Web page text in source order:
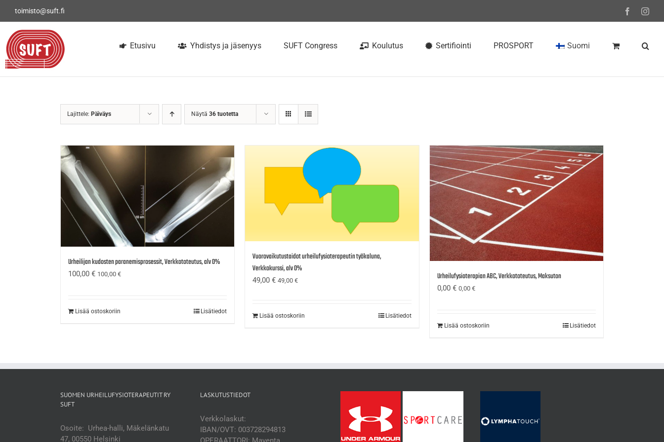
toimisto@suft.fi Facebook
Etusivu Yhdistys ja jäsenyys SUFT Congress Koulutus Sertifiointi PROSPORT Suomi
Lajittele: Päiväys Näytä 36 tuotetta
Urheilijan kudosten paranemisprosessit, Verkkototeutus, alv 0%
100,00 € 100,00 €
Lisää ostoskoriin Lisätiedot
Vuorovaikutustaidot urheilufysioterapeutin työkaluna,
Verkkokurssi, alv 0%
49,00€ 49,00€
Lisää ostoskoriin Lisätiedot
Urheilufysioterapian ABC, Verkkototeutus, Maksuton
0,00 € 0,00 €
Lisää ostoskoriin Lisätiedot
SUOMEN URHEILUFYSIOTERAPEUTIT RY
SUFT
Osoite: Urhea-halli, Mäkelänkatu
47, 00550 Helsinki
LASKUTUSTIEDOT
Verkkolaskut:
IBAN/OVT: 003728294813